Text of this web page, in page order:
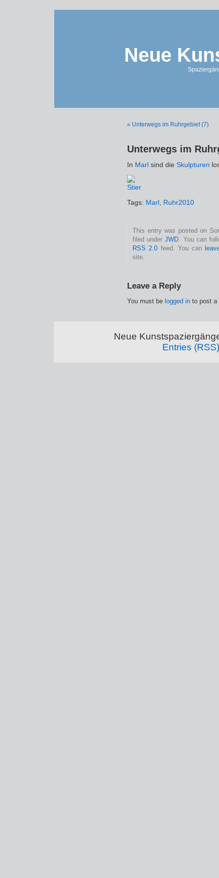
Neue
« Unterwegs im Ruhrgebiet (7)
Unterwegs im
In Marl sind die Skulpturen
Tags: Marl Ruhr2010
This entry was posted on
filed underJWD . You can
RSS 2.0 feed. You can
site.
Leave a Reply
You must be logged in to post a
Neue
Entries (RSS)